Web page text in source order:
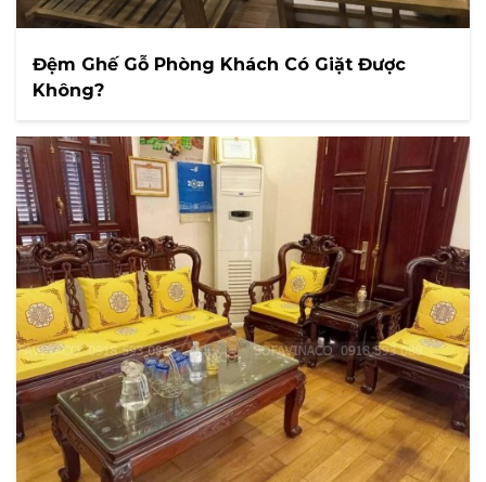
Đệm Ghế Gỗ Phòng Khách Có Giặt Được
Không?